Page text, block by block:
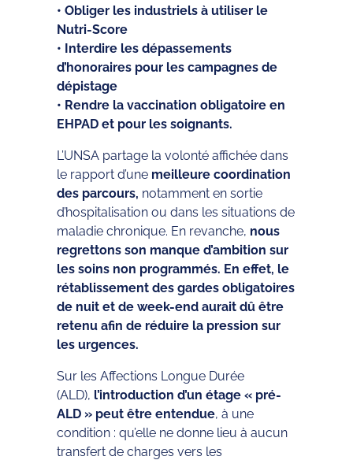
• Obliger les industriels à utiliser le
Nutri-Score
• Interdire les dépassements
d’honoraires pour les campagnes de
dépistage
• Rendre la vaccination obligatoire en
EHPAD et pour les soignants.
L’UNSA partage la volonté affichée dans
le rapport d’une meilleure coordination
des parcours, notamment en sortie
d’hospitalisation ou dans les situations de
maladie chronique. En revanche, nous
regrettons son manque d’ambition sur
les soins non programmés. En effet, le
rétablissement des gardes obligatoires
de nuit et de week-end aurait dû être
retenu afin de réduire la pression sur
les urgences.
Sur les Affections Longue Durée
(ALD), l’introduction d’un étage « pré-
ALD » peut être entendue, à une
condition : qu’elle ne donne lieu à aucun
transfert de charges vers les